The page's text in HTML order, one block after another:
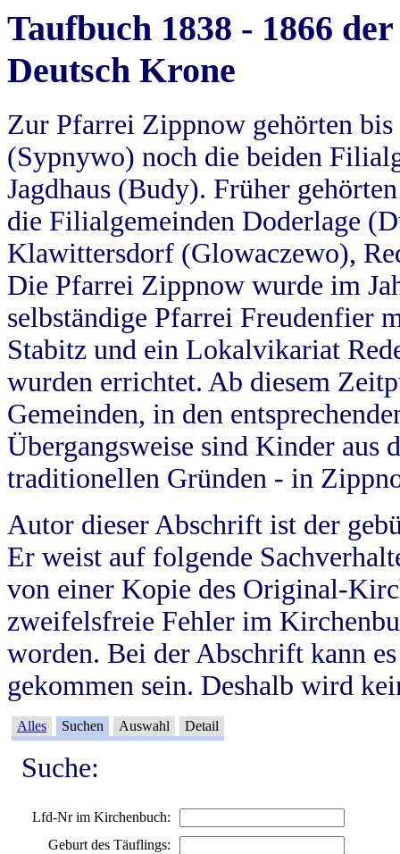
Taufbuch 1838 - 1866
Deutsch Krone
Zur Pfarrei Zippnow gehörten
(Sypnywo) noch die beiden
Jagdhaus (Budy). Früher
die Filialgemeinden Doderlage
Klawittersdorf (Glowaczewo),
Die Pfarrei Zippnow wurde im
selbständige Pfarrei Freudenfier
Stabitz und ein Lokalvikariat
wurden errichtet. Ab diesem
Gemeinden, in den
Übergangsweise sind Kinder aus
traditionellen Gründen - in
Autor dieser Abschrift ist der
Er weist auf folgende
von einer Kopie des Original-
zweifelsfreie Fehler im
worden. Bei der Abschrift kann
gekommen sein. Deshalb wird
Alles Suchen Auswahl Detail
Suche:
Lfd-Nr im Kirchenbuch:
Geburt des Täuflings: